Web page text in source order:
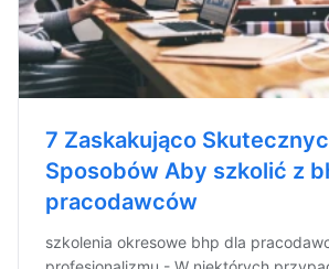
7 Zaskakująco
Sposobów Aby szkolić z
pracodawców
szkolenia okresowe bhp dla